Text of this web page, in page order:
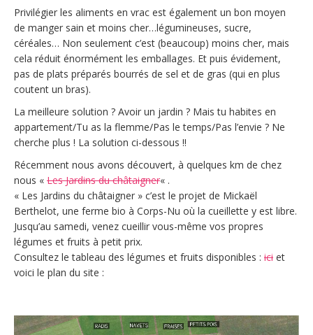
Privilégier les aliments en vrac est également un bon moyen
de manger sain et moins cher…légumineuses, sucre,
céréales… Non seulement c’est (beaucoup) moins cher, mais
cela réduit énormément les emballages. Et puis évidement,
pas de plats préparés bourrés de sel et de gras (qui en plus
coutent un bras).
La meilleure solution ? Avoir un jardin ? Mais tu habites en
appartement/Tu as la flemme/Pas le temps/Pas l’envie ? Ne
cherche plus ! La solution ci-dessous !!
Récemment nous avons découvert, à quelques km de chez
nous « Les Jardins du châtaigner« .
« Les Jardins du châtaigner » c’est le projet de Mickaël
Berthelot, une ferme bio à Corps-Nu où la cueillette y est libre.
Jusqu’au samedi, venez cueillir vous-même vos propres
légumes et fruits à petit prix.
Consultez le tableau des légumes et fruits disponibles : ici et
voici le plan du site :